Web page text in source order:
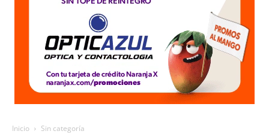
Inicio Sin categoría